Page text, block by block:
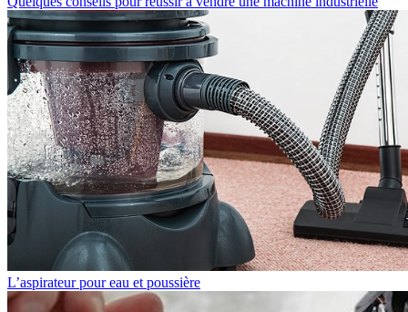
L’aspirateur pour eau et poussière